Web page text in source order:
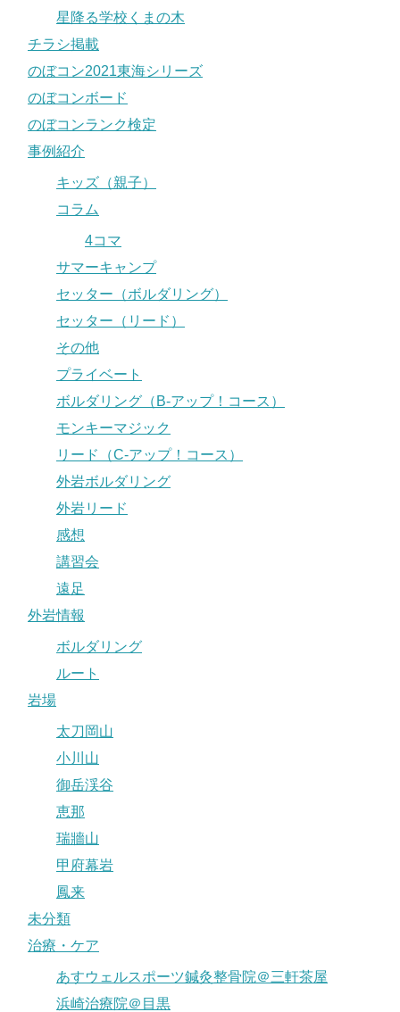
星降る学校くまの木
チラシ掲載
のぼコン2021東海シリーズ
のぼコンボード
のぼコンランク検定
事例紹介
キッズ（親子）
コラム
4コマ
サマーキャンプ
セッター（ボルダリング）
セッター（リード）
その他
プライベート
ボルダリング（B-アップ！コース）
モンキーマジック
リード（C-アップ！コース）
外岩ボルダリング
外岩リード
感想
講習会
遠足
外岩情報
ボルダリング
ルート
岩場
太刀岡山
小川山
御岳渓谷
恵那
瑞牆山
甲府幕岩
鳳来
未分類
治療・ケア
あすウェルスポーツ鍼灸整骨院＠三軒茶屋
浜崎治療院＠目黒